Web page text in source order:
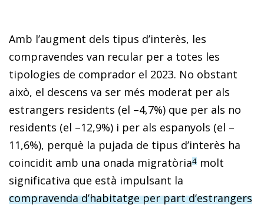
Amb l’augment dels tipus d’interès, les
compravendes van recular per a totes les
tipologies de comprador el 2023. No obstant
això, el descens va ser més moderat per als
estrangers residents (el –4,7%) que per als no
residents (el –12,9%) i per als espanyols (el –
11,6%), perquè la pujada de tipus d’interès ha
coincidit amb una onada migratòria4 molt
significativa que està impulsant la
compravenda d’habitatge per part d’estrangers